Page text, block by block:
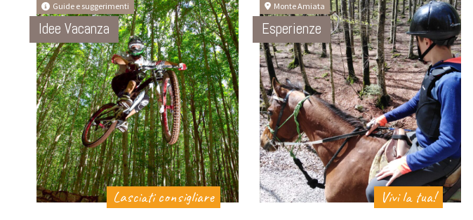
Idee Vacanza
Lasciati consigliare
Guide e suggerimenti
Esperienze
Vivi la tua!
Monte Amiata